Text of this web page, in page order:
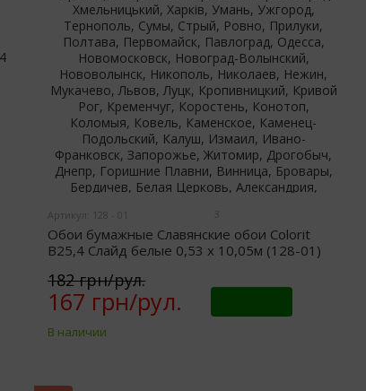
Артикул: 128 - 01
Обои бумажные Славянские обои Colorit
В25,4 Слайд белые 0,53 х 10,05м (128-01)
182 грн/рул.
167 грн/рул.
В наличии